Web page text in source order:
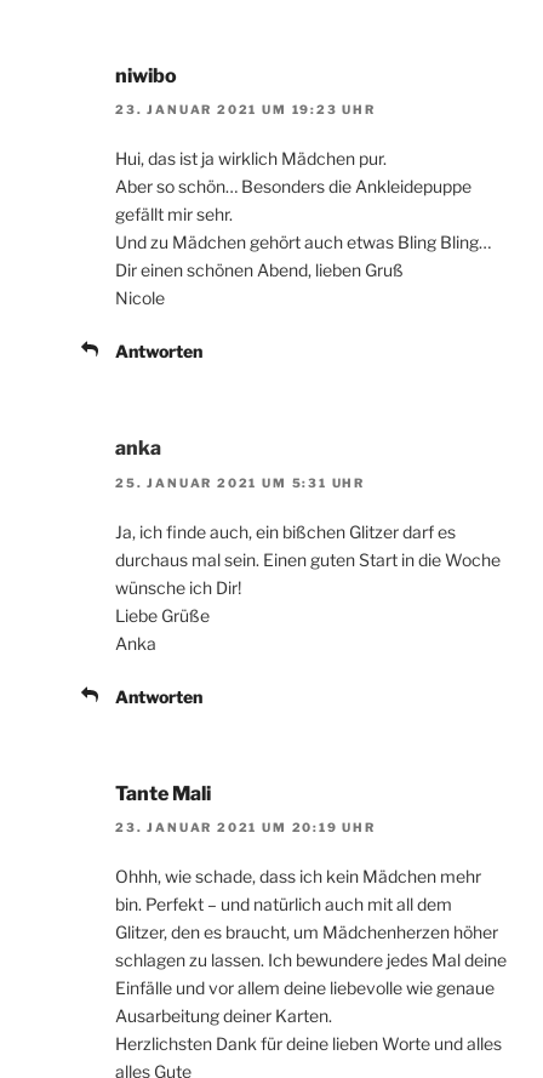
niwibo
23. JANUAR 2021 UM 19:23 UHR
Hui, das ist ja wirklich Mädchen pur.
Aber so schön… Besonders die Ankleidepuppe
gefällt mir sehr.
Und zu Mädchen gehört auch etwas Bling Bling…
Dir einen schönen Abend, lieben Gruß
Nicole
Antworten
anka
25. JANUAR 2021 UM 5:31 UHR
Ja, ich finde auch, ein bißchen Glitzer darf es
durchaus mal sein. Einen guten Start in die Woche
wünsche ich Dir!
Liebe Grüße
Anka
Antworten
Tante Mali
23. JANUAR 2021 UM 20:19 UHR
Ohhh, wie schade, dass ich kein Mädchen mehr
bin. Perfekt – und natürlich auch mit all dem
Glitzer, den es braucht, um Mädchenherzen höher
schlagen zu lassen. Ich bewundere jedes Mal deine
Einfälle und vor allem deine liebevolle wie genaue
Ausarbeitung deiner Karten.
Herzlichsten Dank für deine lieben Worte und alles
alles Gute